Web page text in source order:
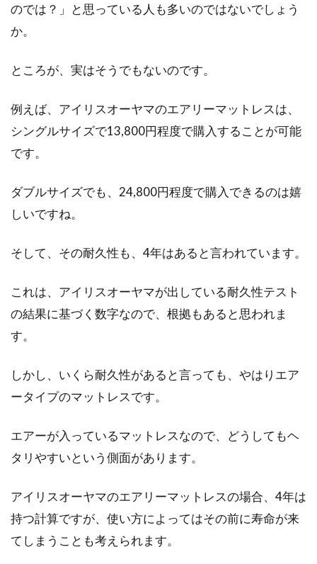
のでは？」と思っている人も多いのではないでしょう
か。
ところが、実はそうでもないのです。
例えば、アイリスオーヤマのエアリーマットレスは、
シングルサイズで13,800円程度で購入することが可能
です。
ダブルサイズでも、24,800円程度で購入できるのは嬉
しいですね。
そして、その耐久性も、4年はあると言われています。
これは、アイリスオーヤマが出している耐久性テスト
の結果に基づく数字なので、根拠もあると思われま
す。
しかし、いくら耐久性があると言っても、やはりエア
ータイプのマットレスです。
エアーが入っているマットレスなので、どうしてもヘ
タリやすいという側面があります。
アイリスオーヤマのエアリーマットレスの場合、4年は
持つ計算ですが、使い方によってはその前に寿命が来
てしまうことも考えられます。